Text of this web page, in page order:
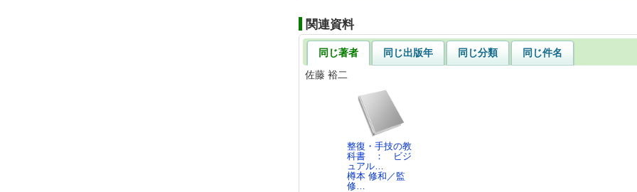
関連資料
同じ著者 同じ出版年 同じ分類
同じ件名
佐藤 裕二
整復・手技の教
科書 ： ビジ
ュアル…
樽本 修和／監
修…